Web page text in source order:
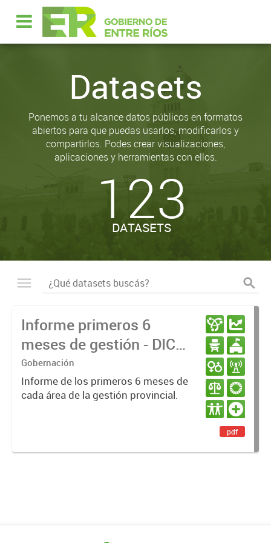
Datasets
Ponemos a tu alcance datos públicos en formatos
abiertos para que puedas usarlos, modificarlos y
compartirlos. Podes crear visualizaciones,
aplicaciones y herramientas con ellos.
123
DATASETS
Informe primeros 6
meses de gestión - DIC
23 / JUN 24
Gobernación
Informe de los primeros 6 meses de
cada área de la gestión provincial.
pdf